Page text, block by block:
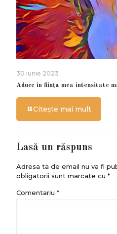
30 iunie 2023
Aduce în ființa mea intensitate
Citește mai mult
Lasă un răspuns
Adresa ta de email nu va fi
obligatorii sunt marcate cu *
Comentariu *